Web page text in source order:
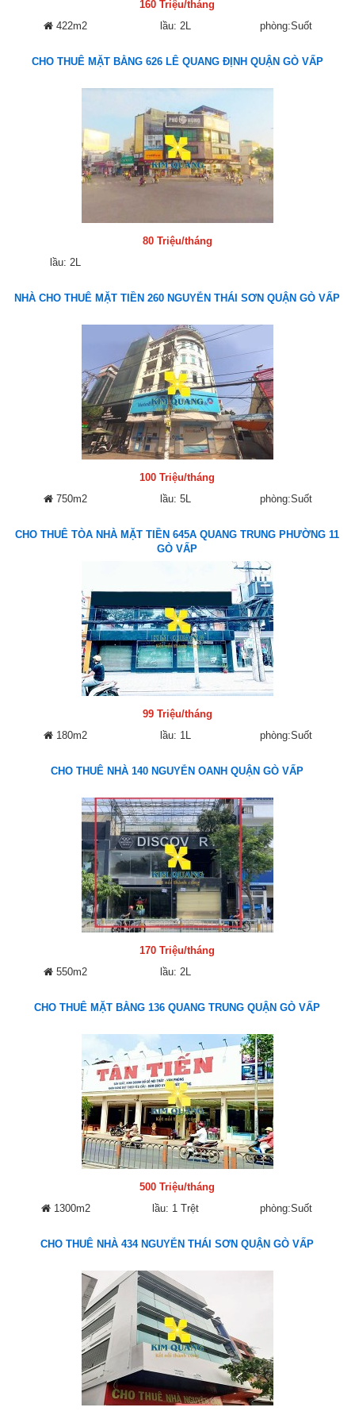
160 Triệu/tháng
422m2
lầu: 2L phòng:Suốt
CHO THUÊ MẶT BẰNG 626 LÊ QUANG ĐỊNH QUẬN GÒ VẤP
80 Triệu/tháng
lầu: 2L
NHÀ CHO THUÊ MẶT TIỀN 260 NGUYỄN THÁI SƠN QUẬN GÒ VẤP
100 Triệu/tháng
750m2
lầu: 5L phòng:Suốt
CHO THUÊ TÒA NHÀ MẶT TIỀN 645A QUANG TRUNG PHƯỜNG 11
GÒ VẤP
99 Triệu/tháng
180m2
lầu: 1L phòng:Suốt
CHO THUÊ NHÀ 140 NGUYỄN OANH QUẬN GÒ VẤP
170 Triệu/tháng
550m2
lầu: 2L
CHO THUÊ MẶT BẰNG 136 QUANG TRUNG QUẬN GÒ VẤP
500 Triệu/tháng
1300m2
lầu: 1 Trệt phòng:Suốt
CHO THUÊ NHÀ 434 NGUYỄN THÁI SƠN QUẬN GÒ VẤP